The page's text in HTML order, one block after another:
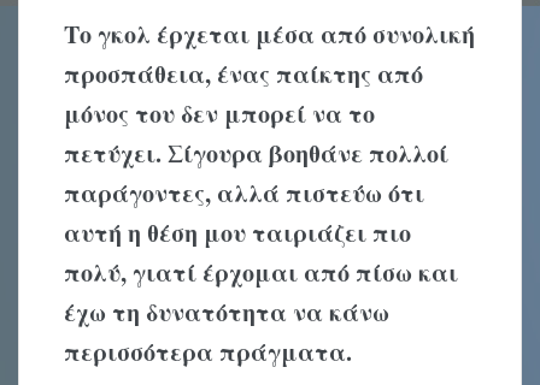
Το γκολ έρχεται μέσα από συνολική
προσπάθεια, ένας παίκτης από
μόνος του δεν μπορεί να το
πετύχει. Σίγουρα βοηθάνε πολλοί
παράγοντες, αλλά πιστεύω ότι
αυτή η θέση μου ταιριάζει πιο
πολύ, γιατί έρχομαι από πίσω και
έχω τη δυνατότητα να κάνω
περισσότερα πράγματα.